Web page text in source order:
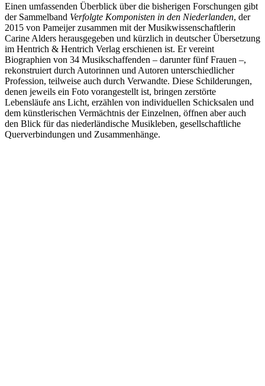
Einen umfassenden Überblick über die bisherigen Forschungen gibt
der Sammelband Verfolgte Komponisten in den Niederlanden, der
2015 von Pameijer zusammen mit der Musikwissenschaftlerin
Carine Alders herausgegeben und kürzlich in deutscher Übersetzung
im Hentrich & Hentrich Verlag erschienen ist. Er vereint
Biographien von 34 Musikschaffenden – darunter fünf Frauen –,
rekonstruiert durch Autorinnen und Autoren unterschiedlicher
Profession, teilweise auch durch Verwandte. Diese Schilderungen,
denen jeweils ein Foto vorangestellt ist, bringen zerstörte
Lebensläufe ans Licht, erzählen von individuellen Schicksalen und
dem künstlerischen Vermächtnis der Einzelnen, öffnen aber auch
den Blick für das niederländische Musikleben, gesellschaftliche
Querverbindungen und Zusammenhänge.